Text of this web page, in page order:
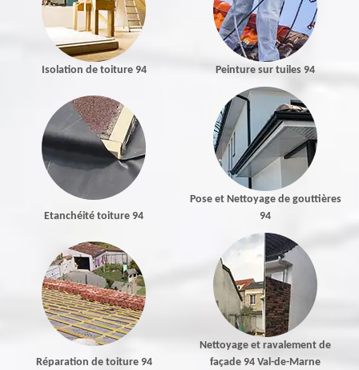
Isolation de toiture 94 Peinture sur tuiles 94
Etanchéité toiture 94
Pose et Nettoyage de gouttières
94
Réparation de toiture 94
Nettoyage et ravalement de
façade 94 Val-de-Marne